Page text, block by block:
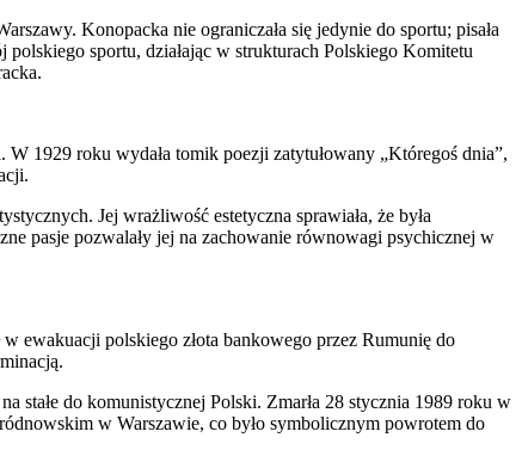
Konopacka nie ograniczała się jedynie do sportu; pisała
sportu, działając w strukturach Polskiego Komitetu
1929 roku wydała tomik poezji zatytułowany „Któregoś dnia”,
Jej wrażliwość estetyczna sprawiała, że była
pasje pozwalały jej na zachowanie równowagi psychicznej w
ewakuacji polskiego złota bankowego przez Rumunię do
stałe do komunistycznej Polski. Zmarła 28 stycznia 1989 roku w
w Warszawie, co było symbolicznym powrotem do